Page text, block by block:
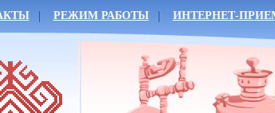
РЕЖИМ РАБОТЫ ИНТЕРНЕТ-